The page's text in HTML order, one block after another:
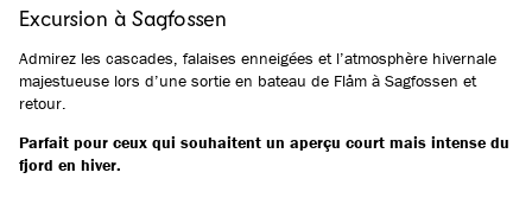
Excursion à Sagfossen
Admirez les cascades, falaises enneigées et l’atmosphère hivernale
majestueuse lors d’une sortie en bateau de Flåm à Sagfossen et
retour.
Parfait pour ceux qui souhaitent un aperçu court mais intense du
fjord en hiver.